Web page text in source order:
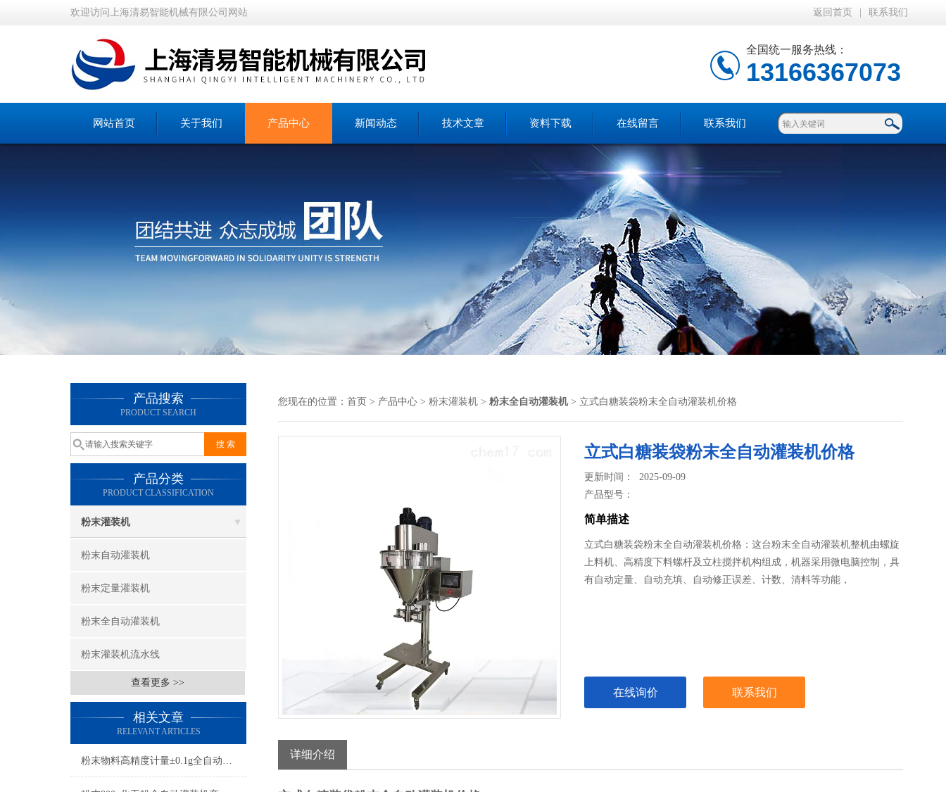
欢迎访问上海清易智能机械有限公司网站 返回首页 联系我们
全国统一服务热线：
13166367073
网站首页 关于我们 产品中心 新闻动态 技术文章 资料下载 在线留言 联系我们
产品搜索
PRODUCT SEARCH
产品分类
PRODUCT CLASSIFICATION
粉末灌装机
粉末自动灌装机
粉末定量灌装机
粉末全自动灌装机
粉末灌装机流水线
查看更多 >>
相关文章
RELEVANT ARTICLES
粉末物料高精度计量±0.1g全自动灌装机特点
您现在的位置： 首页 > 产品中心 > 粉末灌装机 > 粉末全自动灌装机> 立式白糖装袋粉末全自动灌装机价格
立式白糖装袋粉末全自动灌装机价格
更新时间： 2025-09-09
产品型号：
简单描述
立式白糖装袋粉末全自动灌装机价格：这台粉末全自动灌装机整机由螺旋
上料机、高精度下料螺杆及立柱搅拌机构组成，机器采用微电脑控制，具
有自动定量、自动充填、自动修正误差、计数、清料等功能，
在线询价 联系我们
详细介绍